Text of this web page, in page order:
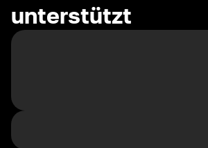
unterstützt